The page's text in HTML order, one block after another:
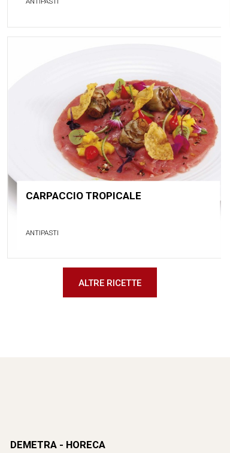
CARPACCIO TROPICALE
ANTIPASTI
ALTRE RICETTE
DEMETRA - HORECA